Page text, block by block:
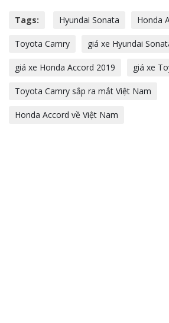
Tags: Hyundai Sonata Honda
Toyota Camry giá xe Hyundai
giá xe Honda Accord 2019 giá xe
Toyota Camry sắp ra mắt Việt Nam
Honda Accord về Việt Nam